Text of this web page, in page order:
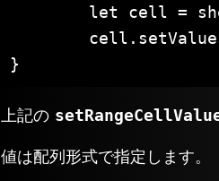
上記の
値は配列形式で指定します。